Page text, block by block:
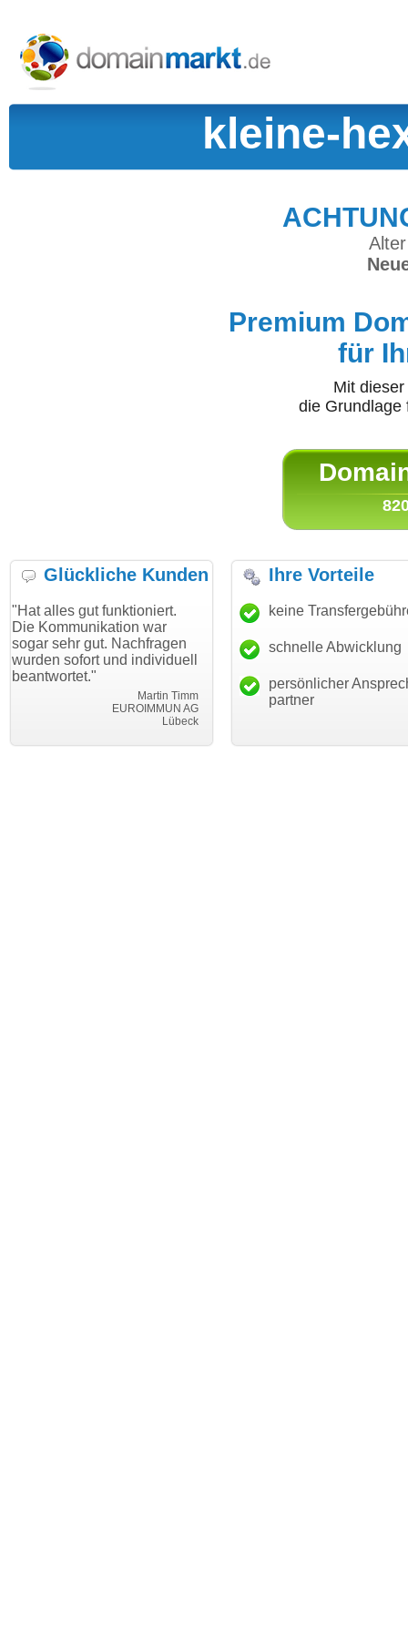
kleine-
Premium
für
Mit
die
Glückliche Kunden
funktioniert.
war
Nachfragen
und individuell
"Danke für den schnellen
Transfer und guten Service!"
Thomas Schäfer
i can eckert communication GmbH
"Ich bin
haben.
mein
Ihre Vorteile
keine
schnelle Abwicklung
persönlicher
partner